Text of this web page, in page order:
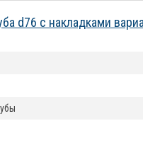
d76 с накладками